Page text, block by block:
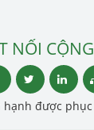
NỐI
hạnh được